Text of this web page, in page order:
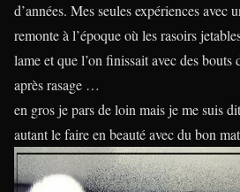
d’années. Mes seules expériences avec
remonte à l’époque où les rasoirs
lame et que l’on finissait avec des bouts
après rasage …
en gros je pars de loin mais je me suis
autant le faire en beauté avec du bon